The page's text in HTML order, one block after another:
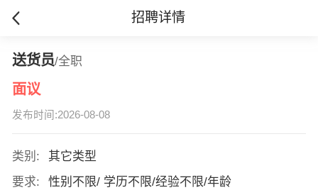
招聘详情
送货员/全职
面议
发布时间:2026-08-08
类别:
其它类型
要求:
性别不限/ 学历不限/经验不限/年龄